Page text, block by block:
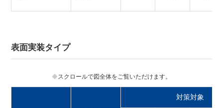
表面実装タイプ
スクロールで図全体をご覧いただけます。
対策対象